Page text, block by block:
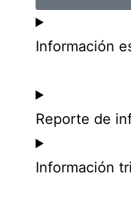
Información
Reporte de
Información